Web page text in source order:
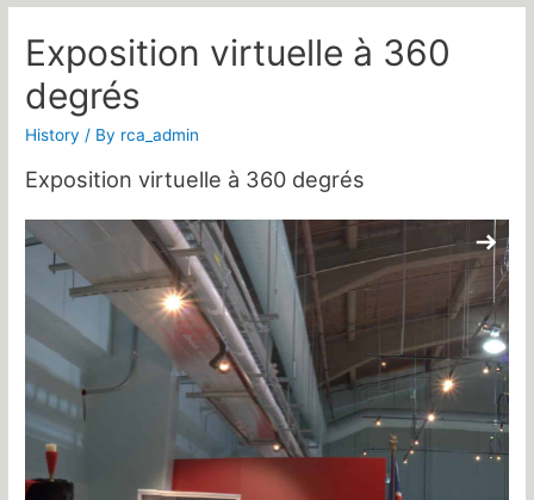
Exposition virtuelle à 360
degrés
History / By rca_admin
Exposition virtuelle à 360 degrés